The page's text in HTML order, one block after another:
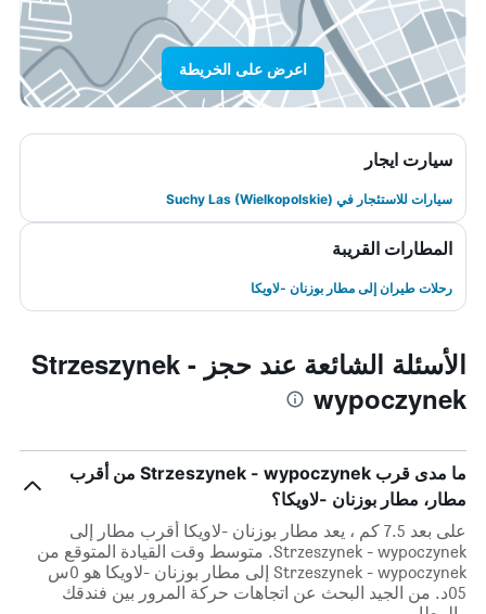
اعرض على الخريطة
سيارت ايجار
سيارات للاستئجار في Suchy Las (Wielkopolskie)
المطارات القريبة
رحلات طيران إلى مطار بوزنان -لاويكا
الأسئلة الشائعة عند حجز Strzeszynek -
wypoczynek
ما مدى قرب Strzeszynek - wypoczynek من أقرب
مطار، مطار بوزنان -لاويكا؟
على بعد 7.5 كم ، يعد مطار بوزنان -لاويكا أقرب مطار إلى
Strzeszynek - wypoczynek. متوسط وقت القيادة المتوقع من
Strzeszynek - wypoczynek إلى مطار بوزنان -لاويكا هو 0س
05د. من الجيد البحث عن اتجاهات حركة المرور بين فندقك